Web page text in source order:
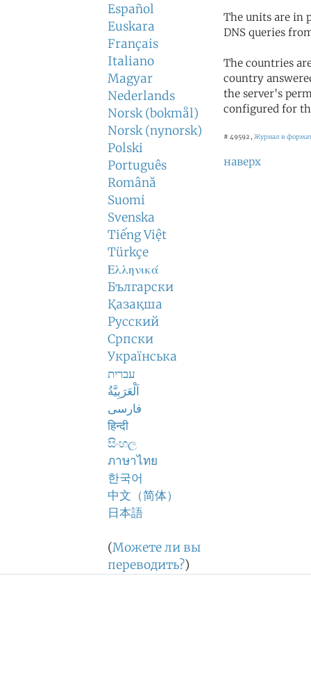
Español
Euskara
Français
Italiano
Magyar
Nederlands
Norsk (bokmål)
Norsk (nynorsk)
Polski
Português
Română
Suomi
Svenska
Tiếng Việt
Türkçe
Ελληνικά
Български
Қазақша
Русский
Српски
Українська
עברית
اَلْعَرَبِيَّةُ
فارسی
हिन्दी
සිංහල
ภาษาไทย
한국어
中文（简体）
日本語
(Можете ли вы
переводить?)
The units are in
DNS queries
The countries
country
the server's
configured for
# 49592 , Журнал в
наверх